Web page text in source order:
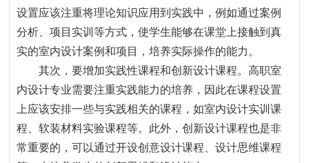
设置应该注重将理论知识应用到实践中，例如通过案例
分析、项目实训等方式，使学生能够在课堂上接触到真
实的室内设计案例和项目，培养实际操作的能力。
其次，要增加实践性课程和创新设计课程。高职室
内设计专业需要注重实践能力的培养，因此在课程设置
上应该安排一些与实践相关的课程，如室内设计实训课
程、软装材料实验课程等。此外，创新设计课程也是非
常重要的，可以通过开设创意设计课程、设计思维课程